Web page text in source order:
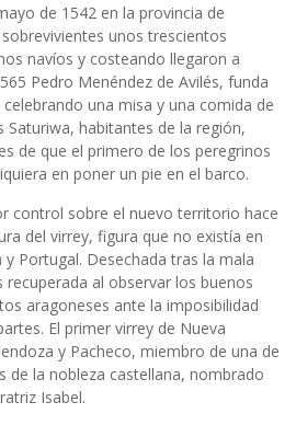
de 1542 en la provincia de
unos trescientos
navíos y costeando llegaron a
Pedro Menéndez de Avilés, funda
celebrando una misa y una comida de
habitantes de la región,
de que el primero de los peregrinos
en poner un pie en el barco.
control sobre el nuevo territorio hace
del virrey, figura que no existía en
Portugal. Desechada tras la mala
recuperada al observar los buenos
aragoneses ante la imposibilidad
El primer virrey de Nueva
y Pacheco, miembro de una de
de la nobleza castellana, nombrado
Isabel.